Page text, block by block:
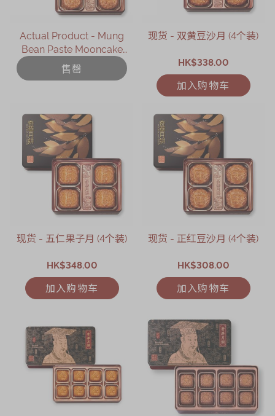
Actual Product - Mung
Bean Paste Mooncake
with Two Yolks (4 pcs)
售罄
现货 - 双黄豆沙月 (4个装)
HK$338.00
加入购物车
现货 - 五仁果子月 (4个装)
HK$348.00
加入购物车
现货 - 正红豆沙月 (4个装)
HK$308.00
加入购物车